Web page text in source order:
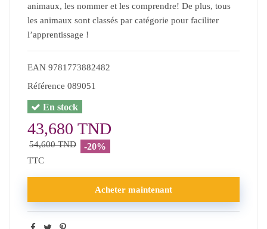
animaux, les nommer et les comprendre! De plus, tous
les animaux sont classés par catégorie pour faciliter
l’apprentissage !
EAN 9781773882482
Référence 089051
En stock
43,680 TND
54,600 TND -20%
TTC
Acheter maintenant